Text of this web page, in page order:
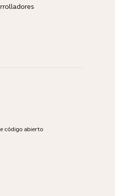
código abierto